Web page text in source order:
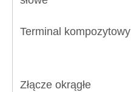
Terminal kompozytowy
Złącze okrągłe